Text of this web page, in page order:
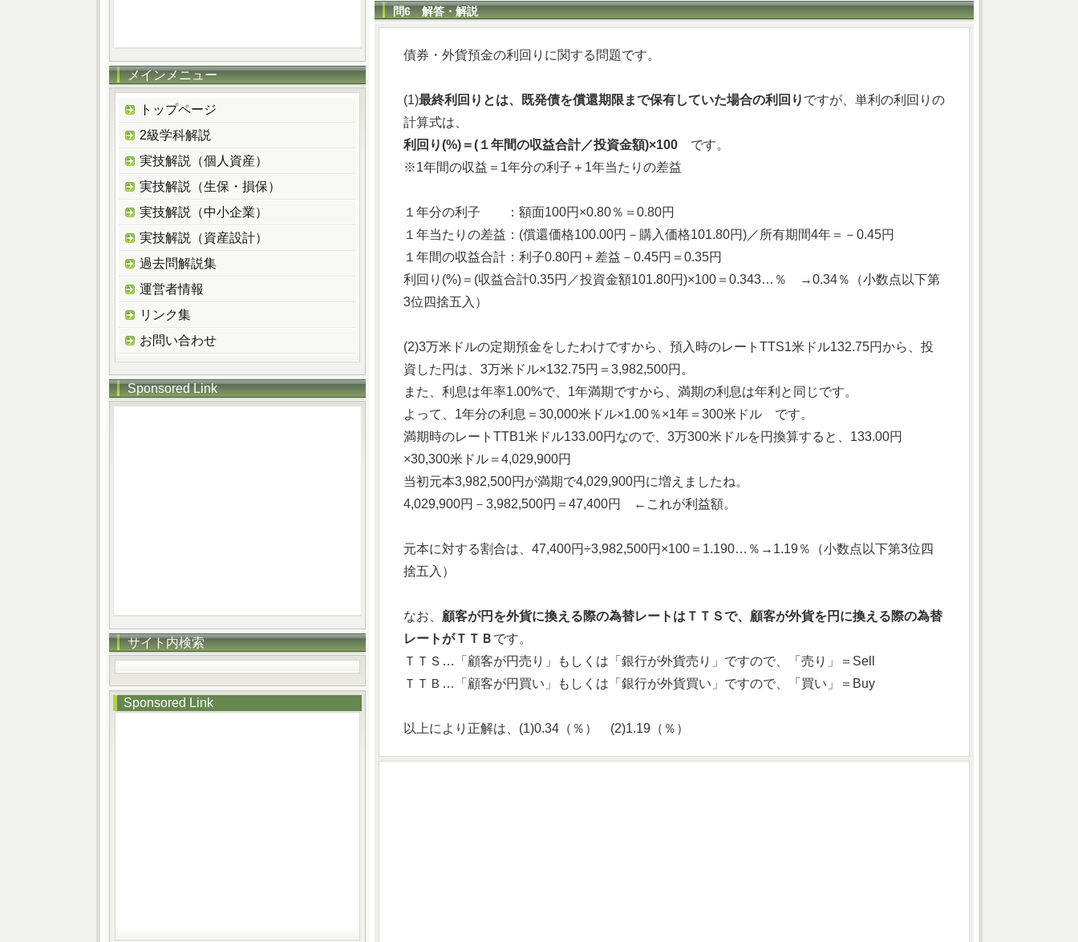
問6 解答・解説
債券・外貨預金の利回りに関する問題です。
(1)最終利回りとは、既発債を償還期限まで保有していた場合の利回り ですが、単利の利回りの
計算式は、
利回り(%)＝(１年間の収益合計／投資金額)×100です。
※1年間の収益＝1年分の利子＋1年当たりの差益
１年分の利子 ：額面100円×0.80％＝0.80円
１年当たりの差益：(償還価格100.00円－購入価格101.80円)／所有期間4年＝－0.45円
１年間の収益合計：利子0.80円＋差益－0.45円＝0.35円
利回り(%)＝(収益合計0.35円／投資金額101.80円)×100＝0.343…％ →0.34％（小数点以下第
3位四捨五入）
(2)3万米ドルの定期預金をしたわけですから、預入時のレートTTS1米ドル132.75円から、投
資した円は、3万米ドル×132.75円＝3,982,500円。
また、利息は年率1.00%で、1年満期ですから、満期の利息は年利と同じです。
よって、1年分の利息＝30,000米ドル×1.00％×1年＝300米ドル です。
満期時のレートTTB1米ドル133.00円なので、3万300米ドルを円換算すると、133.00円
×30,300米ドル＝4,029,900円
当初元本3,982,500円が満期で4,029,900円に増えましたね。
4,029,900円－3,982,500円＝47,400円 ←これが利益額。
元本に対する割合は、47,400円÷3,982,500円×100＝1.190…％→1.19％（小数点以下第3位四
捨五入）
なお、 顧客が円を外貨に換える際の為替レートはＴＴＳで、顧客が外貨を円に換える際の為替
レートがＴＴＢ です。
ＴＴＳ…「顧客が円売り」もしくは「銀行が外貨売り」ですので、「売り」＝Sell
ＴＴＢ…「顧客が円買い」もしくは「銀行が外貨買い」ですので、「買い」＝Buy
以上により正解は、(1)0.34（％） (2)1.19（％）
メインメニュー
トップページ
2級学科解説
実技解説（個人資産）
実技解説（生保・損保）
実技解説（中小企業）
実技解説（資産設計）
過去問解説集
運営者情報
リンク集
お問い合わせ
Sponsored Link
サイト内検索
Sponsored Link